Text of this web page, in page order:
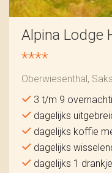
Alpina Lodge
****
Oberwiesenthal,
3 t/m 9
dagelijks
dagelijks koffie
dagelijks
dagelijks 1